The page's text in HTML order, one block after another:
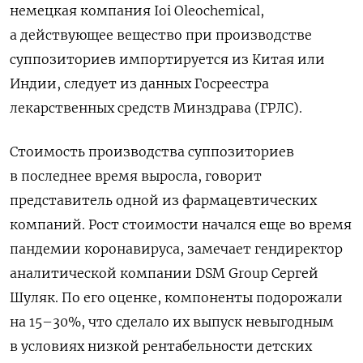
немецкая компания Ioi Oleochemical,
а действующее вещество при производстве
суппозиториев импортируется из Китая или
Индии, следует из данных Госреестра
лекарственных средств Минздрава (ГРЛС).
Стоимость производства суппозиториев
в последнее время выросла, говорит
представитель одной из фармацевтических
компаний. Рост стоимости начался еще во время
пандемии коронавируса, замечает гендиректор
аналитической компании DSM Group Сергей
Шуляк. По его оценке, компоненты подорожали
на 15–30%, что сделало их выпуск невыгодным
в условиях низкой рентабельности детских